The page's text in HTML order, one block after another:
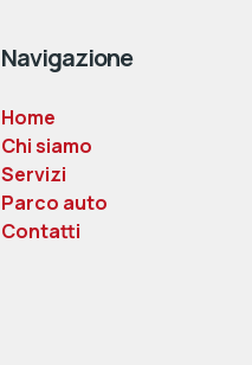
Navigazione
Home
Chi siamo
Servizi
Parco auto
Contatti